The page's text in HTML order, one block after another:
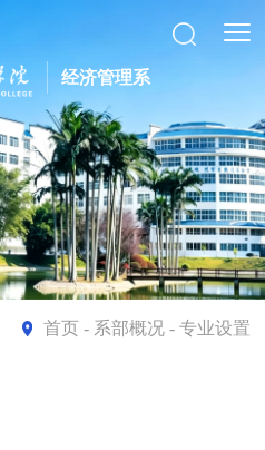
经济管理系
首页- 系部概况 - 专业设置